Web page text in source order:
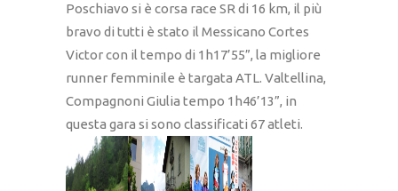
Poschiavo si è corsa race SR di 16 km, il più
bravo di tutti è stato il Messicano Cortes
Victor con il tempo di 1h17’55”, la migliore
runner femminile è targata ATL. Valtellina,
Compagnoni Giulia tempo 1h46’13”, in
questa gara si sono classificati 67 atleti.